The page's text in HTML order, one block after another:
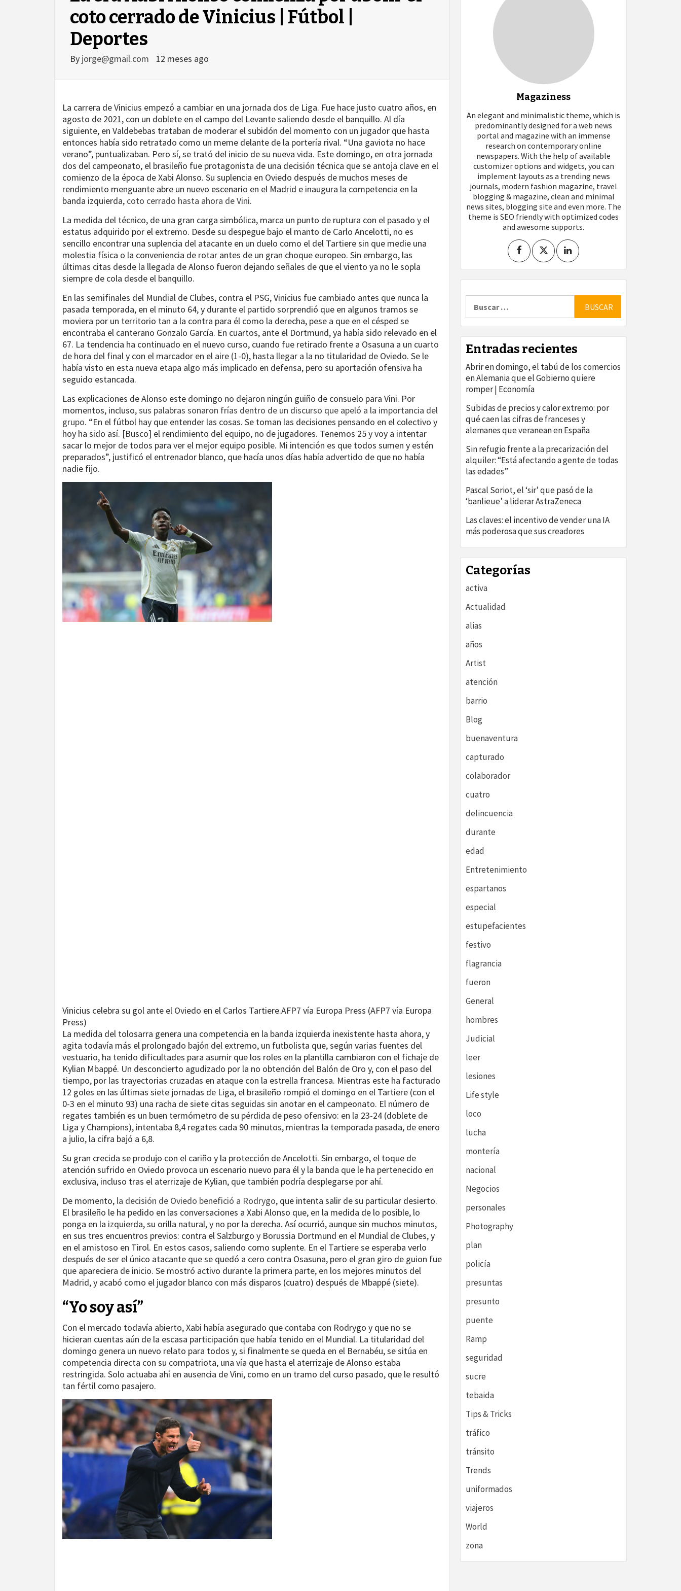
coto cerrado de Vinicius | Fútbol |
Deportes
By jorge@gmail.com 12 meses ago
La carrera de Vinicius empezó a cambiar en una jornada dos de Liga. Fue hace justo cuatro años, en
agosto de 2021, con un doblete en el campo del Levante saliendo desde el banquillo. Al día
siguiente, en Valdebebas trataban de moderar el subidón del momento con un jugador que hasta
entonces había sido retratado como un meme delante de la portería rival. “Una gaviota no hace
verano”, puntualizaban. Pero sí, se trató del inicio de su nueva vida. Este domingo, en otra jornada
dos del campeonato, el brasileño fue protagonista de una decisión técnica que se antoja clave en el
comienzo de la época de Xabi Alonso. Su suplencia en Oviedo después de muchos meses de
rendimiento menguante abre un nuevo escenario en el Madrid e inaugura la competencia en la
banda izquierda, coto cerrado hasta ahora de Vini.
La medida del técnico, de una gran carga simbólica, marca un punto de ruptura con el pasado y el
estatus adquirido por el extremo. Desde su despegue bajo el manto de Carlo Ancelotti, no es
sencillo encontrar una suplencia del atacante en un duelo como el del Tartiere sin que medie una
molestia física o la conveniencia de rotar antes de un gran choque europeo. Sin embargo, las
últimas citas desde la llegada de Alonso fueron dejando señales de que el viento ya no le sopla
siempre de cola desde el banquillo.
En las semifinales del Mundial de Clubes, contra el PSG, Vinicius fue cambiado antes que nunca la
pasada temporada, en el minuto 64, y durante el partido sorprendió que en algunos tramos se
moviera por un territorio tan a la contra para él como la derecha, pese a que en el césped se
encontraba el canterano Gonzalo García. En cuartos, ante el Dortmund, ya había sido relevado en el
67. La tendencia ha continuado en el nuevo curso, cuando fue retirado frente a Osasuna a un cuarto
de hora del final y con el marcador en el aire (1-0), hasta llegar a la no titularidad de Oviedo. Se le
había visto en esta nueva etapa algo más implicado en defensa, pero su aportación ofensiva ha
seguido estancada.
Las explicaciones de Alonso este domingo no dejaron ningún guiño de consuelo para Vini. Por
momentos, incluso,sus palabras sonaron frías dentro de un discurso que apeló a la importancia del
grupo. “En el fútbol hay que entender las cosas. Se toman las decisiones pensando en el colectivo y
hoy ha sido así. [Busco] el rendimiento del equipo, no de jugadores. Tenemos 25 y voy a intentar
sacar lo mejor de todos para ver el mejor equipo posible. Mi intención es que todos sumen y estén
preparados”, justificó el entrenador blanco, que hacía unos días había advertido de que no había
nadie fijo.
Vinicius celebra su gol ante el Oviedo en el Carlos Tartiere.AFP7 vía Europa Press (AFP7 vía Europa
Press)
La medida del tolosarra genera una competencia en la banda izquierda inexistente hasta ahora, y
agita todavía más el prolongado bajón del extremo, un futbolista que, según varias fuentes del
vestuario, ha tenido dificultades para asumir que los roles en la plantilla cambiaron con el fichaje de
Kylian Mbappé. Un desconcierto agudizado por la no obtención del Balón de Oro y, con el paso del
tiempo, por las trayectorias cruzadas en ataque con la estrella francesa. Mientras este ha facturado
12 goles en las últimas siete jornadas de Liga, el brasileño rompió el domingo en el Tartiere (con el
0-3 en el minuto 93) una racha de siete citas seguidas sin anotar en el campeonato. El número de
regates también es un buen termómetro de su pérdida de peso ofensivo: en la 23-24 (doblete de
Liga y Champions), intentaba 8,4 regates cada 90 minutos, mientras la temporada pasada, de enero
a julio, la cifra bajó a 6,8.
Su gran crecida se produjo con el cariño y la protección de Ancelotti. Sin embargo, el toque de
atención sufrido en Oviedo provoca un escenario nuevo para él y la banda que le ha pertenecido en
exclusiva, incluso tras el aterrizaje de Kylian, que también podría desplegarse por ahí.
De momento, la decisión de Oviedo benefició a Rodrygo, que intenta salir de su particular desierto.
El brasileño le ha pedido en las conversaciones a Xabi Alonso que, en la medida de lo posible, lo
ponga en la izquierda, su orilla natural, y no por la derecha. Así ocurrió, aunque sin muchos minutos,
en sus tres encuentros previos: contra el Salzburgo y Borussia Dortmund en el Mundial de Clubes, y
en el amistoso en Tirol. En estos casos, saliendo como suplente. En el Tartiere se esperaba verlo
después de ser el único atacante que se quedó a cero contra Osasuna, pero el gran giro de guion fue
que apareciera de inicio. Se mostró activo durante la primera parte, en los mejores minutos del
Madrid, y acabó como el jugador blanco con más disparos (cuatro) después de Mbappé (siete).
“Yo soy así”
Con el mercado todavía abierto, Xabi había asegurado que contaba con Rodrygo y que no se
hicieran cuentas aún de la escasa participación que había tenido en el Mundial. La titularidad del
domingo genera un nuevo relato para todos y, si finalmente se queda en el Bernabéu, se sitúa en
competencia directa con su compatriota, una vía que hasta el aterrizaje de Alonso estaba
restringida. Solo actuaba ahí en ausencia de Vini, como en un tramo del curso pasado, que le resultó
tan fértil como pasajero.
Magaziness
An elegant and minimalistic theme, which is
predominantly designed for a web news
portal and magazine with an immense
research on contemporary online
newspapers. With the help of available
customizer options and widgets, you can
implement layouts as a trending news
journals, modern fashion magazine, travel
blogging & magazine, clean and minimal
news sites, blogging site and even more. The
theme is SEO friendly with optimized codes
and awesome supports.
Entradas recientes
Abrir en domingo, el tabú de los comercios
en Alemania que el Gobierno quiere
romper | Economía
Subidas de precios y calor extremo: por
qué caen las cifras de franceses y
alemanes que veranean en España
Sin refugio frente a la precarización del
alquiler: “Está afectando a gente de todas
las edades”
Pascal Soriot, el ‘sir’ que pasó de la
‘banlieue’ a liderar AstraZeneca
Las claves: el incentivo de vender una IA
más poderosa que sus creadores
Categorías
activa
Actualidad
alias
años
Artist
atención
barrio
Blog
buenaventura
capturado
colaborador
cuatro
delincuencia
durante
edad
Entretenimiento
espartanos
especial
estupefacientes
festivo
flagrancia
fueron
General
hombres
Judicial
leer
lesiones
Life style
loco
lucha
montería
nacional
Negocios
personales
Photography
plan
policía
presuntas
presunto
puente
Ramp
seguridad
sucre
tebaida
Tips & Tricks
tráfico
tránsito
Trends
uniformados
viajeros
World
zona